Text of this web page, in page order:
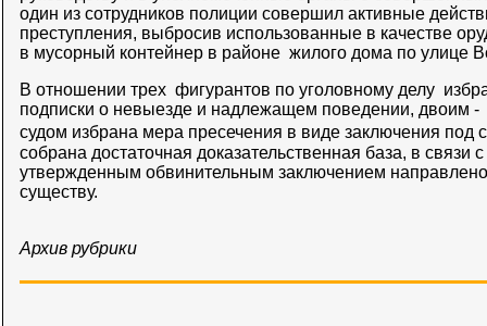
один из сотрудников полиции совершил активные
преступления, выбросив использованные в качестве
в мусорный контейнер в районе жилого дома по улице
В отношении трех фигурантов по уголовному делу
подписки о невыезде и надлежащем поведении, двоим -
судом избрана мера пресечения в виде заключения
собрана достаточная доказательственная база, в связи
утвержденным обвинительным заключением
существу.
Архив рубрики